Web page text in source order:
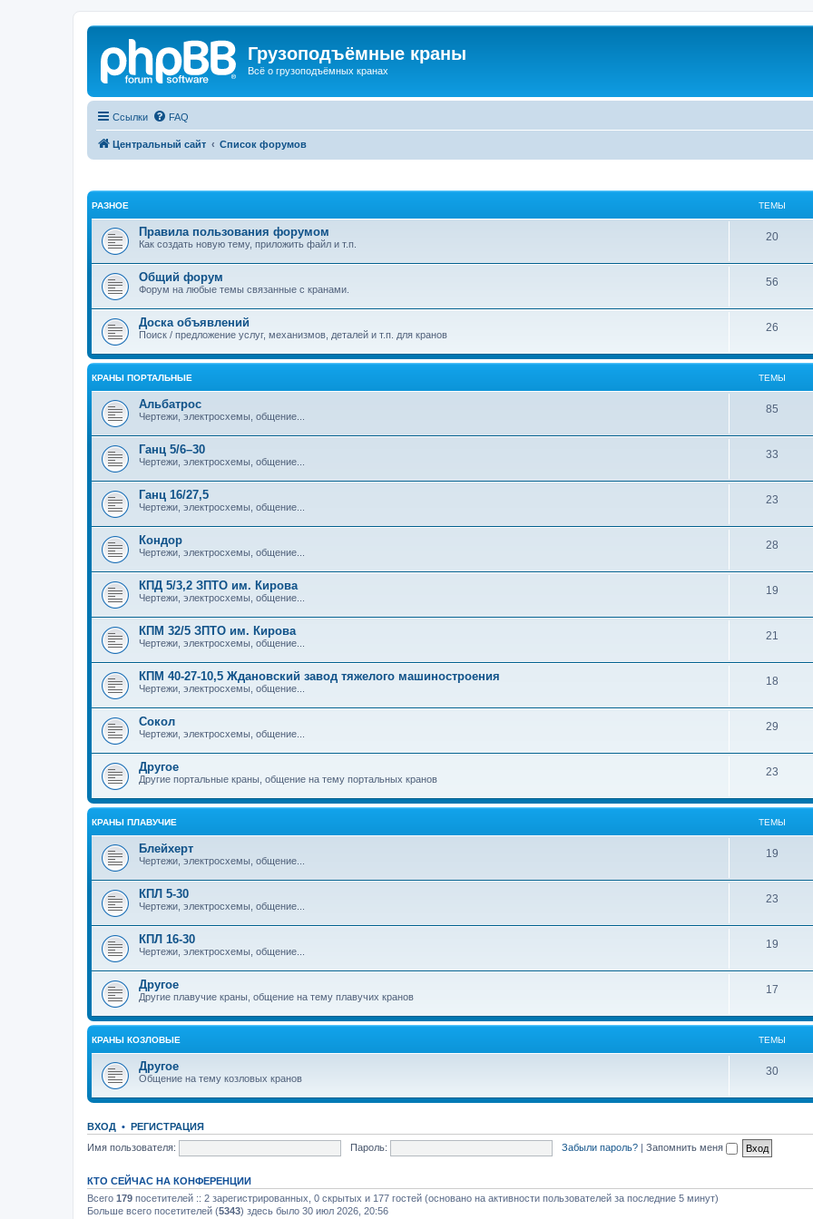
Грузоподъёмные краны
Всё о грузоподъёмных кранах
Ссылки FAQ
Центральный сайт Список форумов
РАЗНОЕ ТЕМЫ
Правила пользования форумом
Как создать новую тему, приложить файл и т.п.
20
Общий форум
Форум на любые темы связанные с кранами.
56
Доска объявлений
Поиск / предложение услуг, механизмов, деталей и т.п. для кранов
26
КРАНЫ ПОРТАЛЬНЫЕ ТЕМЫ
Альбатрос
Чертежи, электросхемы, общение...
85
Ганц 5/6–30
Чертежи, электросхемы, общение...
33
Ганц 16/27,5
Чертежи, электросхемы, общение...
23
Кондор
Чертежи, электросхемы, общение...
28
КПД 5/3,2 ЗПТО им. Кирова
Чертежи, электросхемы, общение...
19
КПМ 32/5 ЗПТО им. Кирова
Чертежи, электросхемы, общение...
21
КПМ 40-27-10,5 Ждановский завод тяжелого машиностроения
Чертежи, электросхемы, общение...
18
Сокол
Чертежи, электросхемы, общение...
29
Другое
Другие портальные краны, общение на тему портальных кранов
23
КРАНЫ ПЛАВУЧИЕ ТЕМЫ
Блейхерт
Чертежи, электросхемы, общение...
19
КПЛ 5-30
Чертежи, электросхемы, общение...
23
КПЛ 16-30
Чертежи, электросхемы, общение...
19
Другое
Другие плавучие краны, общение на тему плавучих кранов
17
КРАНЫ КОЗЛОВЫЕ ТЕМЫ
Другое
Общение на тему козловых кранов
30
ВХОД • РЕГИСТРАЦИЯ
Имя пользователя:
Пароль: Забыли пароль? | Запомнить меня
КТО СЕЙЧАС НА КОНФЕРЕНЦИИ
Всего 179 посетителей :: 2 зарегистрированных, 0 скрытых и 177 гостей (основано на активности пользователей за последние 5 минут)
Больше всего посетителей (5343) здесь было 30 июл 2026, 20:56